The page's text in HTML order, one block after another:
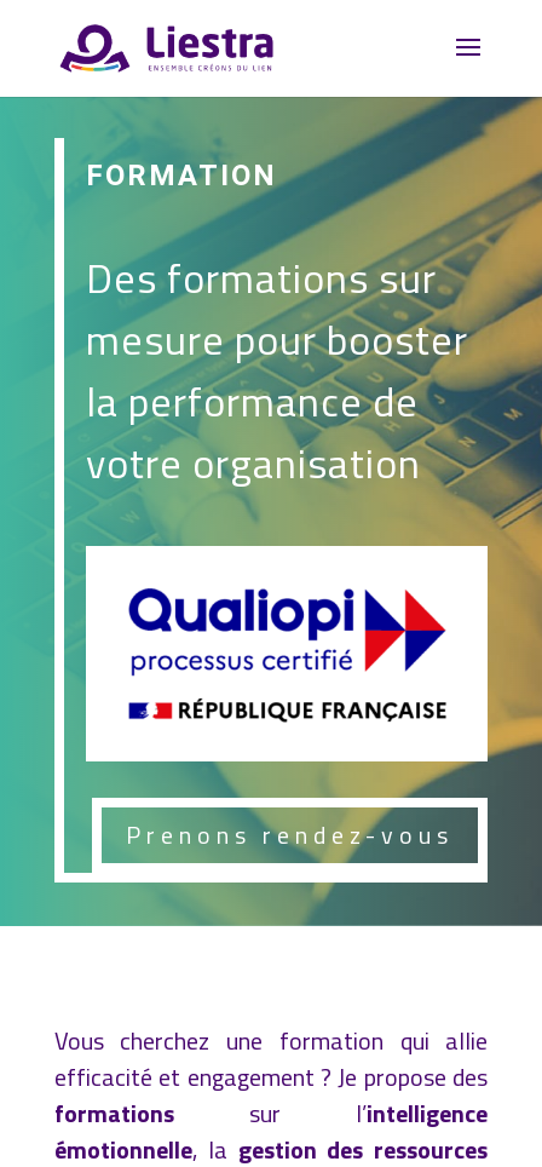
FORMATION
Des formations sur
mesure pour booster
la performance de
votre organisation
Prenons rendez-vous
Vous cherchez une formation qui allie
efficacité et engagement ? Je propose des
formations sur l’intelligence
émotionnelle, la gestion des ressources